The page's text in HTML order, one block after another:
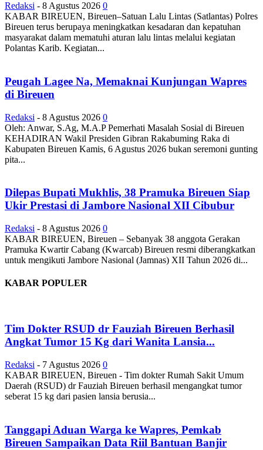
Redaksi - 8 Agustus 2026 0
KABAR BIREUEN, Bireuen–Satuan Lalu Lintas (Satlantas) Polres
Bireuen terus berupaya meningkatkan kesadaran dan kepatuhan
masyarakat dalam mematuhi aturan lalu lintas melalui kegiatan
Polantas Karib. Kegiatan...
Peugah Lagee Na, Memaknai Kunjungan Wapres
di Bireuen
Redaksi - 8 Agustus 2026 0
Oleh: Anwar, S.Ag, M.A.P Pemerhati Masalah Sosial di Bireuen
KEHADIRAN Wakil Presiden Gibran Rakabuming Raka di
Kabupaten Bireuen Kamis, 6 Agustus 2026 bukan seremoni gunting
pita...
Dilepas Bupati Mukhlis, 38 Pramuka Bireuen Siap
Ukir Prestasi di Jambore Nasional XII Cibubur
Redaksi - 8 Agustus 2026 0
KABAR BIREUEN, Bireuen – Sebanyak 38 anggota Gerakan
Pramuka Kwartir Cabang (Kwarcab) Bireuen resmi diberangkatkan
untuk mengikuti Jambore Nasional (Jamnas) XII Tahun 2026 di...
KABAR POPULER
Tim Dokter RSUD dr Fauziah Bireuen Berhasil
Angkat Tumor 15 Kg dari Wanita Lansia...
Redaksi - 7 Agustus 2026 0
KABAR BIREUEN, Bireuen - Tim dokter Rumah Sakit Umum
Daerah (RSUD) dr Fauziah Bireuen berhasil mengangkat tumor
seberat 15 kg dari pasien lansia berusia...
Tanggapi Aduan Warga ke Wapres, Pemkab
Bireuen Sampaikan Data Riil Bantuan Banjir